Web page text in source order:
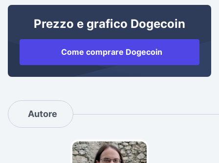
Prezzo e grafico Dogecoin
Come comprare Dogecoin
Autore